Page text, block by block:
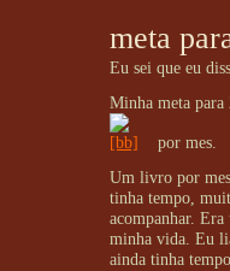
meta
Eu sei que eu
Minha meta
por mes.
Um livro por
tinha tempo,
acompanhar.
minha vida. Eu
ainda tinha